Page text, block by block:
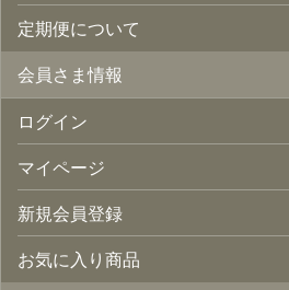
定期便について
会員さま情報
ログイン
マイページ
新規会員登録
お気に入り商品